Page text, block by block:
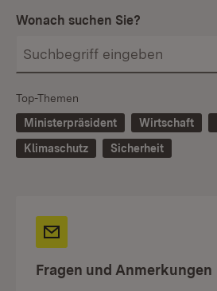
Wonach suchen Sie?
Top-Themen
Ministerpräsident
Wirtschaft
Klimaschutz
Sicherheit
Fragen und Anmerkungen